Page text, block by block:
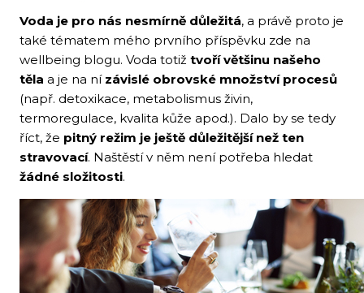
Voda je pro nás nesmírně důležitá, a právě proto je
také tématem mého prvního příspěvku zde na
wellbeing blogu. Voda totiž tvoří většinu našeho
těla a je na ní závislé obrovské množství procesů
(např. detoxikace, metabolismus živin,
termoregulace, kvalita kůže apod.). Dalo by se tedy
říct, že pitný režim je ještě důležitější než ten
stravovací. Naštěstí v něm není potřeba hledat
žádné složitosti.